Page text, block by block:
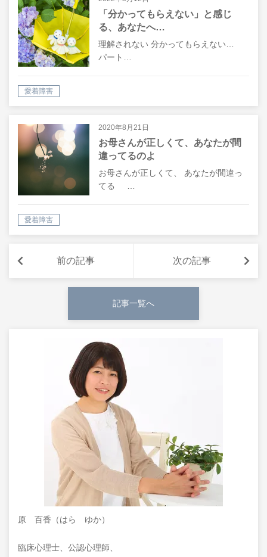
「分かってもらえない」と感じ
る、あなたへ…
理解されない 分かってもらえない…
パート…
愛着障害
2020年8月21日
お母さんが正しくて、あなたが間
違ってるのよ
お母さんが正しくて、 あなたが間違っ
てる …
愛着障害
前の記事 次の記事
記事一覧へ
原 百香（はら ゆか）
臨床心理士、公認心理師、